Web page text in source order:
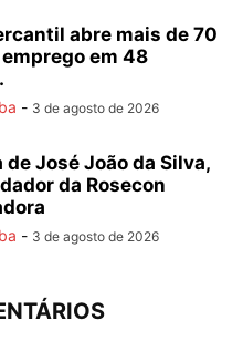
abre mais de 70
em 48
- 3 de agosto de 2026
José João da Silva,
da Rosecon
- 3 de agosto de 2026